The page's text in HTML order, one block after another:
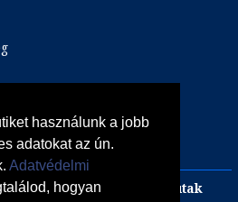
használunk a jobb
adatokat az ún.
Adatvédelmi
hogyan
Szilveszteri egzotikus utak